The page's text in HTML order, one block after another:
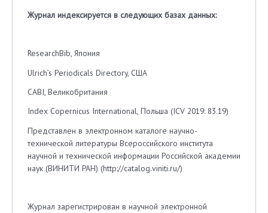
Журнал индексируется в следующих базах данных:
ResearchBib, Япония
Ulrich’s Periodicals Directory, США
CABI, Великобритания
Index Copernicus International, Польша (ICV 2019: 83.19)
Представлен в электронном каталоге научно-
технической литературы Всероссийского института
научной и технической информации Российской академии
наук (ВИНИТИ РАН) (http://catalog.viniti.ru/)
Журнал зарегистрирован в научной электронной